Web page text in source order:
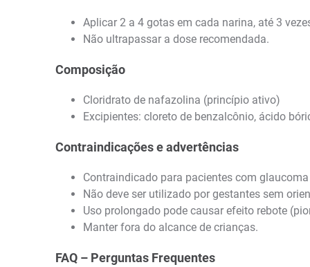
Aplicar 2 a 4 gotas em cada narina, até 3
Não ultrapassar a dose recomendada.
Composição
Cloridrato de nafazolina (princípio ativo)
Excipientes: cloreto de benzalcônio, ácido
Contraindicações e advertências
Contraindicado para pacientes com
Não deve ser utilizado por gestantes sem
Uso prolongado pode causar efeito rebote
Manter fora do alcance de crianças.
FAQ – Perguntas Frequentes